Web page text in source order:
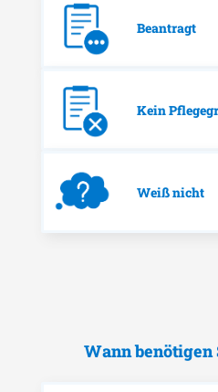
Beantragt
Kein
Weiß nicht
Wann